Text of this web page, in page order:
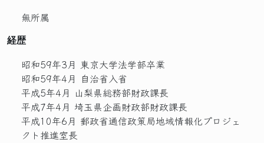
無所属
経歴
昭和59年3月 東京大学法学部卒業
昭和59年4月 自治省入省
平成5年4月 山梨県総務部財政課長
平成7年4月 埼玉県企画財政部財政課長
平成10年6月 郵政省通信政策局地域情報化プロジェ
クト推進室長